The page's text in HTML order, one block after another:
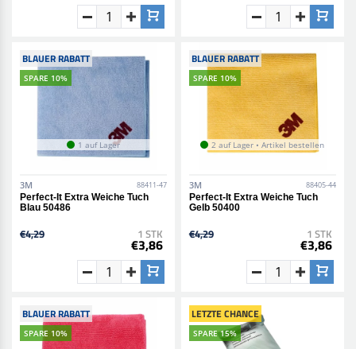
BLAUER RABATT
SPARE 10%
1 auf Lager
3M 88411-47
Perfect-It Extra Weiche Tuch
Blau 50486
€4,29 1 STK
€3,86
BLAUER RABATT
SPARE 10%
2 auf Lager • Artikel bestellen
3M 88405-44
Perfect-It Extra Weiche Tuch
Gelb 50400
€4,29 1 STK
€3,86
BLAUER RABATT
SPARE 10%
LETZTE CHANCE
SPARE 15%